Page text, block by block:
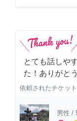
とても話しや
た！ありがと
依頼されたチケット
男性 /